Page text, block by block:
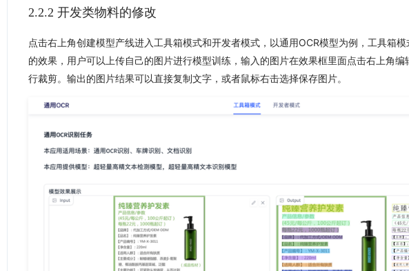
2.2.2 开发类物料的修改
点击右上角创建模型产线进入工具箱模式和开发者模式，以通用OCR模型为例，工具箱
的效果，用户可以上传自己的图片进行模型训练，输入的图片在效果框里面点击右上角
行裁剪。输出的图片结果可以直接复制文字，或者鼠标右击选择保存图片。